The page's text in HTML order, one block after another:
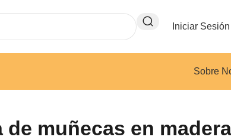
Iniciar
Sobre
de muñecas en madera